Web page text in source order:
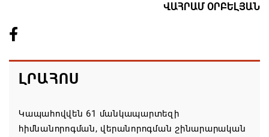
ՎԱՀՐԱՄ ՕՐԲԵԼՅԱՆ
ԼՐԱՀՈՍ
Կապահովվեն 61 մանկապարտեզի
հիմնանորոգման, վերանորոգման շինարարական